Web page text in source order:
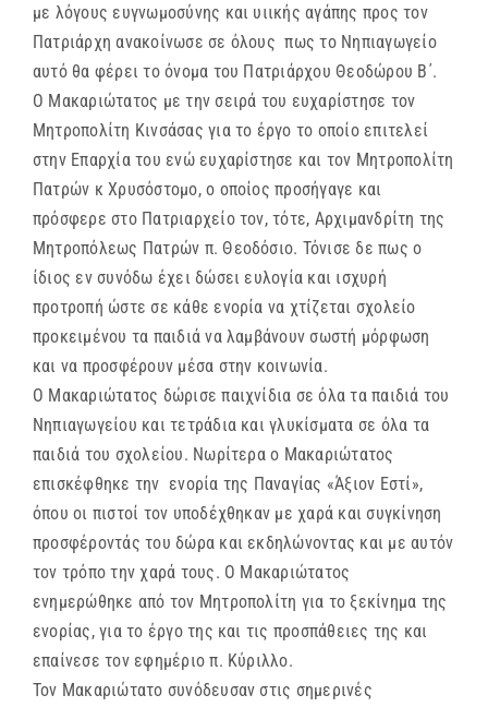
με λόγους ευγνωμοσύνης και υιικής αγάπης προς τον
Πατριάρχη ανακοίνωσε σε όλους πως το Νηπιαγωγείο
αυτό θα φέρει το όνομα του Πατριάρχου Θεοδώρου Β΄.
Ο Μακαριώτατος με την σειρά του ευχαρίστησε τον
Μητροπολίτη Κινσάσας για το έργο το οποίο επιτελεί
στην Επαρχία του ενώ ευχαρίστησε και τον Μητροπολίτη
Πατρών κ Χρυσόστομο, ο οποίος προσήγαγε και
πρόσφερε στο Πατριαρχείο τον, τότε, Αρχιμανδρίτη της
Μητροπόλεως Πατρών π. Θεοδόσιο. Τόνισε δε πως ο
ίδιος εν συνόδω έχει δώσει ευλογία και ισχυρή
προτροπή ώστε σε κάθε ενορία να χτίζεται σχολείο
προκειμένου τα παιδιά να λαμβάνουν σωστή μόρφωση
και να προσφέρουν μέσα στην κοινωνία.
Ο Μακαριώτατος δώρισε παιχνίδια σε όλα τα παιδιά του
Νηπιαγωγείου και τετράδια και γλυκίσματα σε όλα τα
παιδιά του σχολείου. Νωρίτερα ο Μακαριώτατος
επισκέφθηκε την ενορία της Παναγίας «Άξιον Εστί»,
όπου οι πιστοί τον υποδέχθηκαν με χαρά και συγκίνηση
προσφέροντάς του δώρα και εκδηλώνοντας και με αυτόν
τον τρόπο την χαρά τους. Ο Μακαριώτατος
ενημερώθηκε από τον Μητροπολίτη για το ξεκίνημα της
ενορίας, για το έργο της και τις προσπάθειες της και
επαίνεσε τον εφημέριο π. Κύριλλο.
Τον Μακαριώτατο συνόδευσαν στις σημερινές